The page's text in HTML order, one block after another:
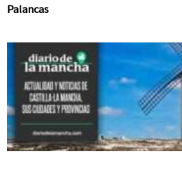
Palancas